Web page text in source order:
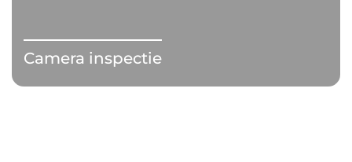
Camera inspectie